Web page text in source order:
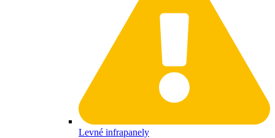
Levné infrapanely